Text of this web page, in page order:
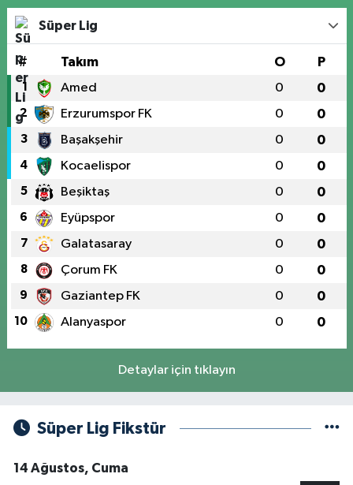
Süper Lig
# Takım O P
1 Amed 0 0
2 Erzurumspor FK 0 0
3 Başakşehir 0 0
4 Kocaelispor 0 0
5 Beşiktaş 0 0
6 Eyüpspor 0 0
7 Galatasaray 0 0
8 Çorum FK 0 0
9 Gaziantep FK 0 0
10 Alanyaspor 0 0
Detaylar için tıklayın
Süper Lig Fikstür
14 Ağustos, Cuma